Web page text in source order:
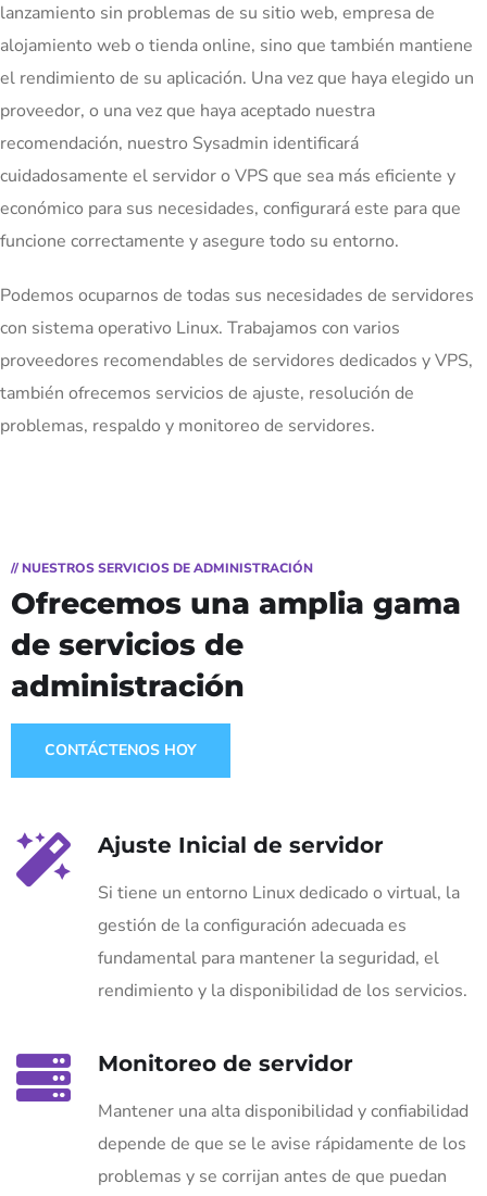
lanzamiento sin problemas de su sitio web, empresa de
alojamiento web o tienda online, sino que también mantiene
el rendimiento de su aplicación. Una vez que haya elegido un
proveedor, o una vez que haya aceptado nuestra
recomendación, nuestro Sysadmin identificará
cuidadosamente el servidor o VPS que sea más eficiente y
económico para sus necesidades, configurará este para que
funcione correctamente y asegure todo su entorno.
Podemos ocuparnos de todas sus necesidades de servidores
con sistema operativo Linux. Trabajamos con varios
proveedores recomendables de servidores dedicados y VPS,
también ofrecemos servicios de ajuste, resolución de
problemas, respaldo y monitoreo de servidores.
// NUESTROS SERVICIOS DE ADMINISTRACIÓN
Ofrecemos una amplia gama
de servicios de
administración
CONTÁCTENOS HOY
Ajuste Inicial de servidor
Si tiene un entorno Linux dedicado o virtual, la
gestión de la configuración adecuada es
fundamental para mantener la seguridad, el
rendimiento y la disponibilidad de los servicios.
Monitoreo de servidor
Mantener una alta disponibilidad y confiabilidad
depende de que se le avise rápidamente de los
problemas y se corrijan antes de que puedan